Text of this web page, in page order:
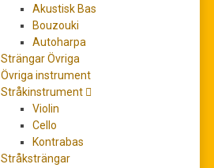
Akustisk Bas
Bouzouki
Autoharpa
Strängar Övriga
Övriga instrument
Stråkinstrument
Violin
Cello
Kontrabas
Stråksträngar